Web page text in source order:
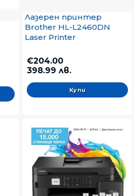
Лазерен принтер
Brother HL-L2460DN
Laser Printer
€204.00
398.99 лв.